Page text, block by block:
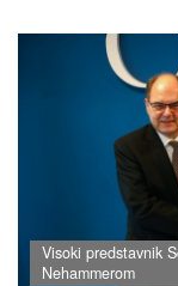
Visoki predstavnik
Nehammerom